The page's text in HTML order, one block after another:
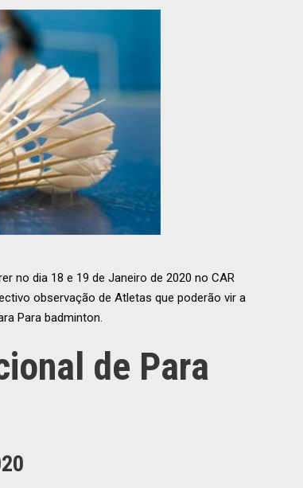
no dia 18 e 19 de Janeiro de 2020 no CAR
observação de Atletas que poderão vir a
Para badminton.
de Para